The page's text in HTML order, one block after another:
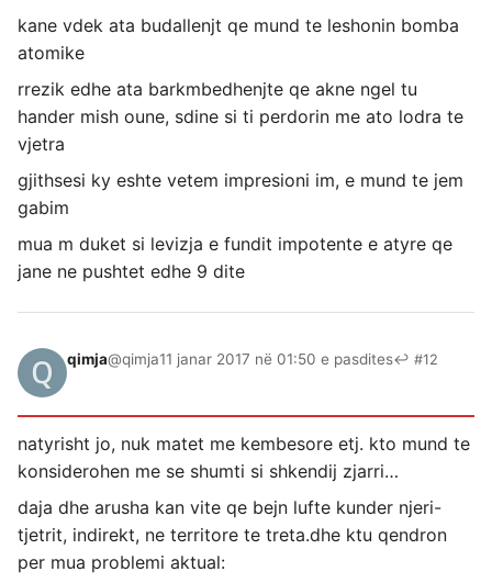
kane vdek ata budallenjt qe mund te leshonin bomba
atomike
rrezik edhe ata barkmbedhenjte qe akne ngel tu
hander mish oune, sdine si ti perdorin me ato lodra te
vjetra
gjithsesi ky eshte vetem impresioni im, e mund te jem
gabim
mua m duket si levizja e fundit impotente e atyre qe
jane ne pushtet edhe 9 dite
qimja@qimja11 janar 2017 në 01:50 e pasdites↩ #12
natyrisht jo, nuk matet me kembesore etj. kto mund te
konsiderohen me se shumti si shkendij zjarri…
daja dhe arusha kan vite qe bejn lufte kunder njeri-
tjetrit, indirekt, ne territore te treta.dhe ktu qendron
per mua problemi aktual: